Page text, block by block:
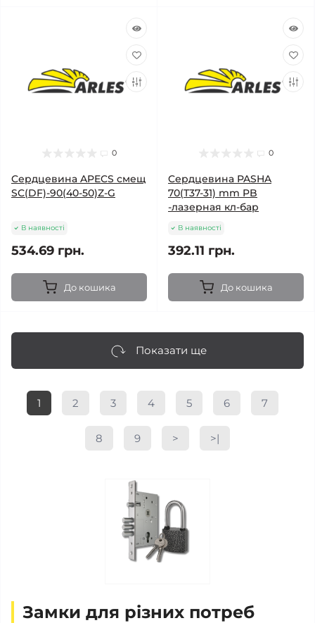
0
Cердцевина APECS смещ
SC(DF)-90(40-50)Z-G
В наявності
534.69 грн.
До кошика
0
Cердцевина PASHA
70(T37-31) mm PB
-лазерная кл-бар
В наявності
392.11 грн.
До кошика
Показати ще
1 2 3 4 5 6 7
8 9 > >|
Замки для різних потреб